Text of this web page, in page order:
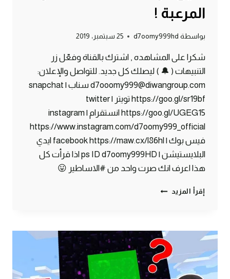
المرعبة !
بواسطة d7oomy999hd 25 سبتمبر، 2019
شكرا على المشاهده , اشترك بالقناة وفعّل زر
التنبيهات ( 🔔 ) ليصلك كل جديد. للتواصل والإعلان:
d7ooomy999@diwangroup.com سناب | snapchat
https://goo.gl/sr19bf تويتر | twitter
https://goo.gl/UGEG15 انستقرام | instagram
https://www.instagram.com/d7oomy999_official
فيس بوك | facebook https://maw.cx/l86hl ايدي
البلايستيشن | ps ID d7oomy999HD اذا قرأت كل
هذا اعرف انك صرت واحد من #الاساطير 😛
إقرأ المزيد ماين
قلعة
النذر
المرعبة
!